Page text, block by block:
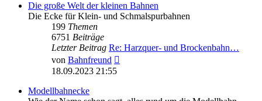
Die große Welt der kleinen Bahnen
Die Ecke für Klein- und Schmalspurbahnen
199 Themen
6751 Beiträge
Letzter Beitrag Re: Harzquer- und Brockenbahn…
von Bahnfreund
18.09.2023 21:55
Modellbahnecke